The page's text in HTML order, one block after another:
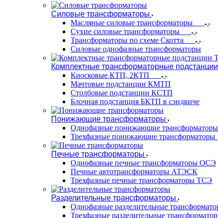
Силовые трансформаторы
Масляные силовые трансформаторы
Сухие силовые трансформаторы
Трансформаторы по схеме Скотта
Силовые однофазные трансформаторы
Комплектные трансформаторные
Киосковые КТП, 2КТП
Мачтовые подстанции КМТП
Столбовые подстанции КСТП
Блочная подстанция БКТП в сэндвиче
Понижающие трансформаторы
Однофазные понижающие трансформаторы
Трехфазные понижающие трансформаторы
Печные трансформаторы
Однофазные печные трансформаторы ОСЭ
Печные автотрансформаторы АТЭСК
Трехфазные печные трансформаторы ТСЭ
Разделительные трансформаторы
Однофазные разделительные
Трехфазные разделительные